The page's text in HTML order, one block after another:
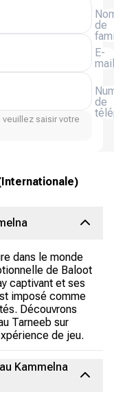
de
E-
mail
de
saisir votre
dans le monde
de Baloot
captivant et ses
imposé comme
Découvrons
Tarneeb sur
de jeu.
Kammelna